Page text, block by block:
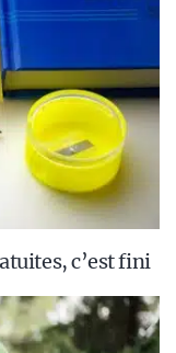
c’est fini